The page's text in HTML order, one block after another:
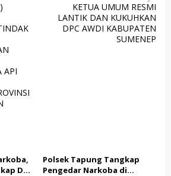
API
KETUA UMUM RESMI
LANTIK DAN KUKUHKAN
DPC AWDI KABUPATEN
SUMENEP
Dua
Polsek Tapung Tangkap
Pengedar Narkoba di